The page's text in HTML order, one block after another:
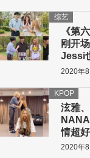
《第
刚开
Jessi
综艺
2020年
泫雅
情超
KPOP
2020年